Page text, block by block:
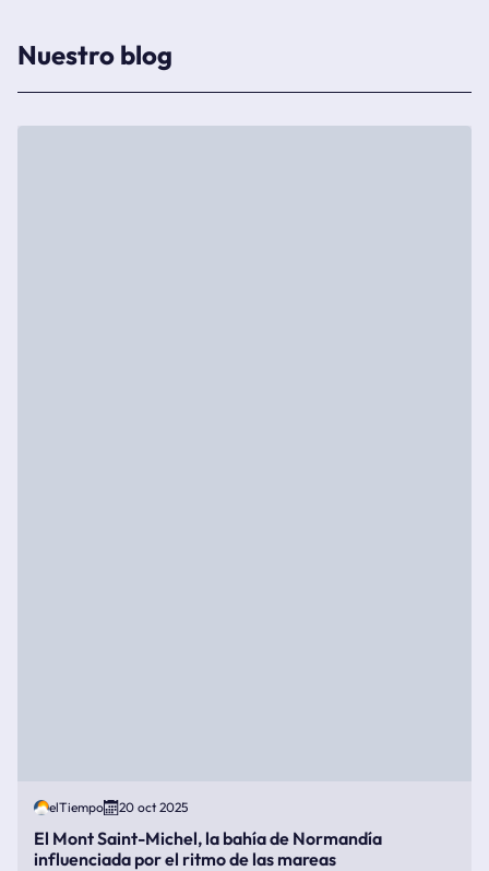
Nuestro blog
elTiempo 20 oct 2025
El Mont Saint-Michel, la bahía de Normandía
influenciada por el ritmo de las mareas